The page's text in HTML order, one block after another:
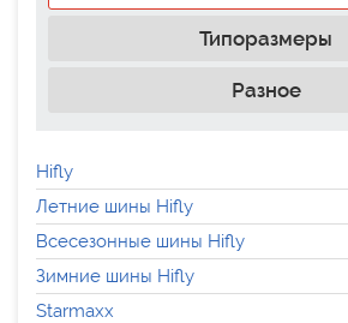
Типоразмеры
Разное
Hifly
Летние шины Hifly
Всесезонные шины Hifly
Зимние шины Hifly
Starmaxx